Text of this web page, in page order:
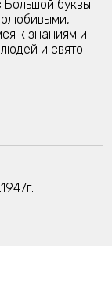
Большой буквы
к знаниям и
и свято